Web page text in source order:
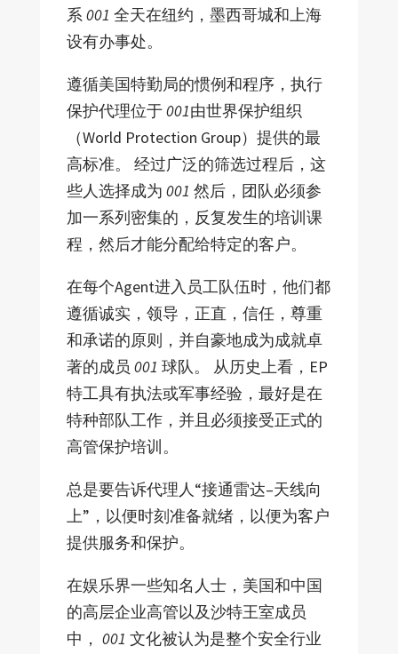
系001 全天在纽约，墨西哥城和上海
设有办事处。
遵循美国特勤局的惯例和程序，执行
保护代理位于001由世界保护组织
（World Protection Group）提供的最
高标准。 经过广泛的筛选过程后，这
些人选择成为 001 然后，团队必须参
加一系列密集的，反复发生的培训课
程，然后才能分配给特定的客户。
在每个Agent进入员工队伍时，他们都
遵循诚实，领导，正直，信任，尊重
和承诺的原则，并自豪地成为成就卓
著的成员 001 球队。 从历史上看，EP
特工具有执法或军事经验，最好是在
特种部队工作，并且必须接受正式的
高管保护培训。
总是要告诉代理人“接通雷达–天线向
上”，以便时刻准备就绪，以便为客户
提供服务和保护。
在娱乐界一些知名人士，美国和中国
的高层企业高管以及沙特王室成员
中， 001 文化被认为是整个安全行业